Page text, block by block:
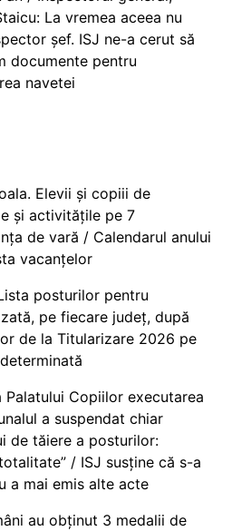
La vremea aceea nu
șef. ISJ ne-a cerut să
documente pentru
navetei
Elevii și copiii de
și activitățile pe 7
de vară / Calendarul anului
vacanțelor
posturilor pentru
pe fiecare județ, după
de la Titularizare 2026 pe
Palatului Copiilor executarea
a suspendat chiar
de tăiere a posturilor:
/ ISJ susține că s-a
a mai emis alte acte
au obținut 3 medalii de